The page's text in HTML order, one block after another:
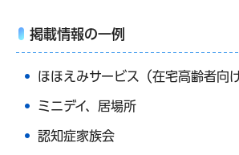
掲載情報の一例
ほほえみサービス（在宅高齢者向け
ミニデイ、居場所
認知症家族会